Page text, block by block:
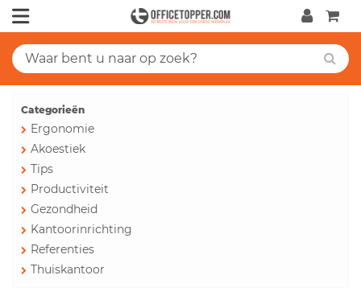
Categorieën
Ergonomie
Akoestiek
Tips
Productiviteit
Gezondheid
Kantoorinrichting
Referenties
Thuiskantoor